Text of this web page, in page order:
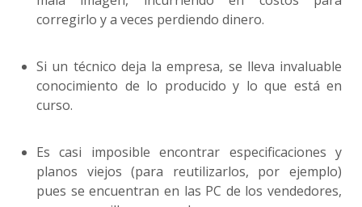
corregirlo y a veces perdiendo dinero.
Si un técnico deja la empresa, se lleva invaluable
conocimiento de lo producido y lo que está en
curso.
Es casi imposible encontrar especificaciones y
planos viejos (para reutilizarlos, por ejemplo)
pues se encuentran en las PC de los vendedores,